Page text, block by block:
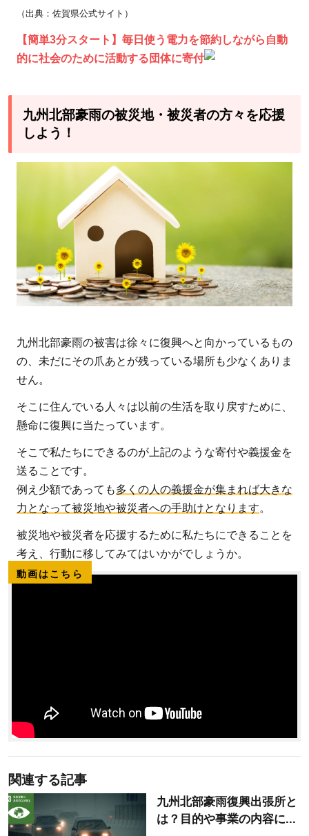
（出典：佐賀県公式サイト）
【簡単3分スタート】毎日使う電力を節約しながら自動
的に社会のために活動する団体に寄付
九州北部豪雨の被災地・被災者の方々を応援
しよう！
九州北部豪雨の被害は徐々に復興へと向かっているもの
の、未だにその爪あとが残っている場所も少なくありま
せん。
そこに住んでいる人々は以前の生活を取り戻すために、
懸命に復興に当たっています。
そこで私たちにできるのが上記のような寄付や義援金を
送ることです。
例え少額であっても多くの人の義援金が集まれば大きな
力となって被災地や被災者への手助けとなります。
被災地や被災者を応援するために私たちにできることを
考え、行動に移してみてはいかがでしょうか。
動画はこちら
関連する記事
九州北部豪雨復興出張所と
は？目的や事業の内容に...